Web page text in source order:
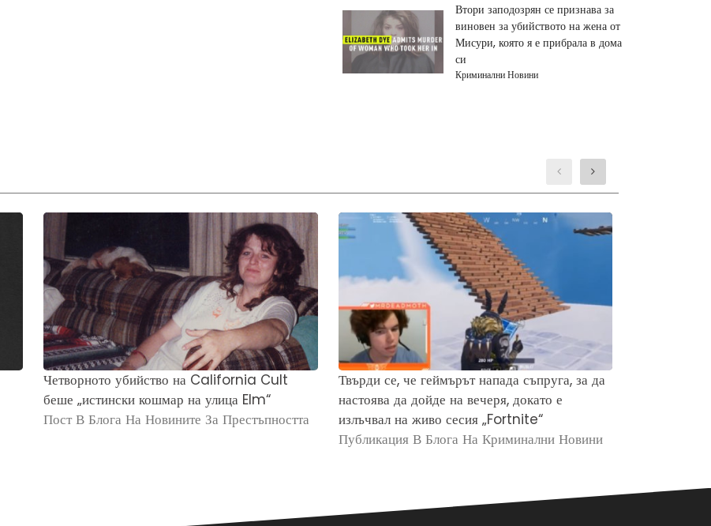
Втори заподозрян се признава за
виновен за убийството на жена от
Мисури, която я е прибрала в дома
си
Криминални Новини
Четворното убийство на California Cult
беше „истински кошмар на улица Elm“
Пост В Блога На Новините За Престъпността
Твърди се, че геймърът напада съпруга, за да
настоява да дойде на вечеря, докато е
излъчвал на живо сесия „Fortnite“
Публикация В Блога На Криминални Новини